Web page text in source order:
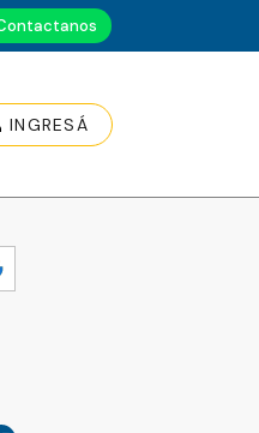
INGRESÁ